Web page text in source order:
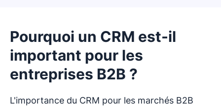
Pourquoi un CRM est-il
important pour les
entreprises B2B ?
L'importance du CRM pour les marchés B2B